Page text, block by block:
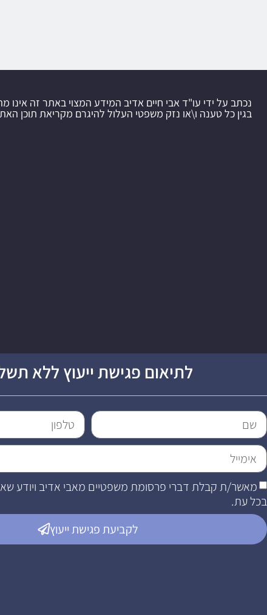
נכתב על ידי עו"ד אבי חיים אדיב המידע המצוי באתר זה אינו
בגין כל טענה ו\או נזק משפטי העלול להיגרם מקריאת תוכן
לתיאום פגישת ייעוץ ללא
מאשר/ת קבלת דברי פרסומת משפטיים מאבי אדיב ויודע
בכל עת.
לקביעת פגישת ייעוץ